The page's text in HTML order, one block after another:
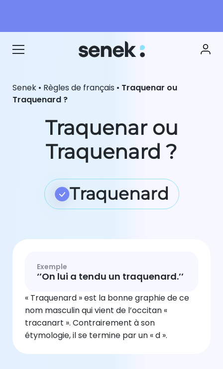
Senek • Règles de français • Traquenar ou
Traquenard ?
Traquenar ou
Traquenard ?
Traquenard
Exemple
‘’On lui a tendu un traquenard.’’
« Traquenard » est la bonne graphie de ce
nom masculin qui vient de l’occitan «
tracanart ». Contrairement à son
étymologie, il se termine par un « d ».